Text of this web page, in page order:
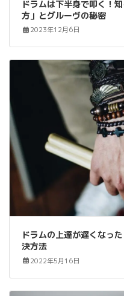
ドラムは下半身で叩く！
方」とグルーヴの秘密
2023年12月6日
ドラムの上達が遅くなっ
決方法
2022年5月16日